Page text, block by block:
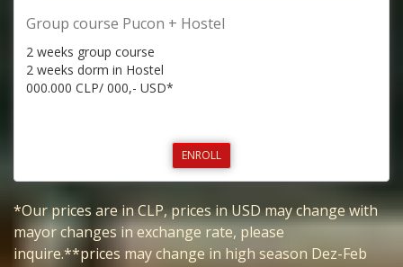
Group course Pucon + Hostel
2 weeks group course
2 weeks dorm in Hostel
000.000 CLP/ 000,- USD*
ENROLL
*Our prices are in CLP, prices in USD may change with
mayor changes in exchange rate, please
inquire.**prices may change in high season Dez-Feb